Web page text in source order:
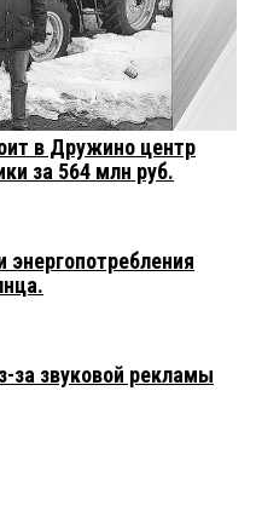
в Дружино центр
за 564 млн руб.
за звуковой рекламы